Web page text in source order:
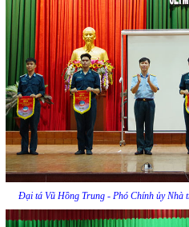
Đại tá Vũ Hồng Trung - Phó Chính ủy Nhà